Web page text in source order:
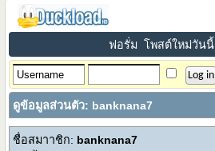
ฟอรั่ม โพสต์ใหม่วันนี้
ดูข้อมูลส่วนตัว: banknana7
ชื่อสมาาชิก: banknana7